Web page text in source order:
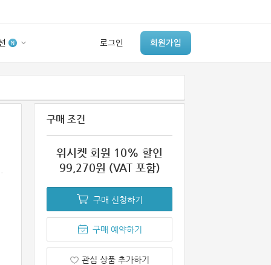
로그인 회원가입
개발 회사 있어?
구매 조건
위시켓 회원 10% 할인
99,270원 (VAT 포함)
구매 신청하기
구매 예약하기
관심 상품 추가하기